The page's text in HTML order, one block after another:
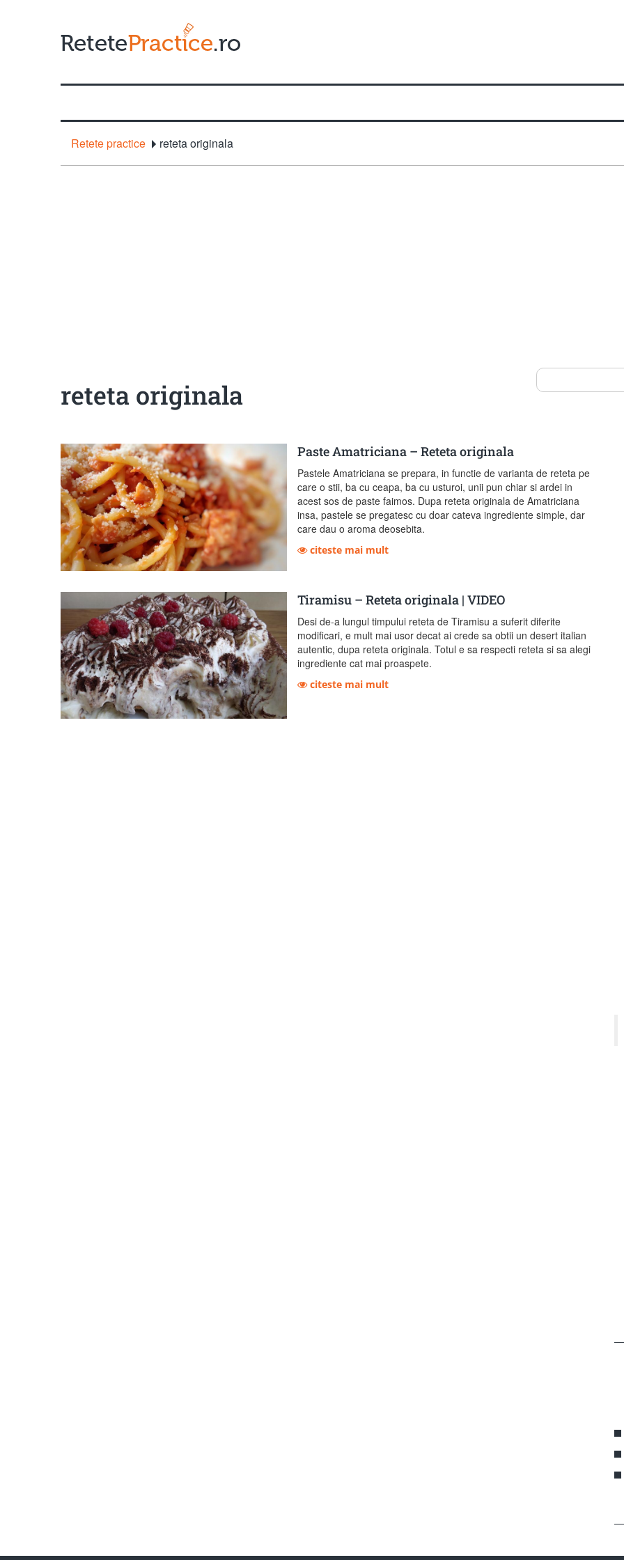
Retete practice reteta originala
reteta originala
Paste Amatriciana – Reteta originala
Pastele Amatriciana se prepara, in functie de varianta de reteta pe
care o stii, ba cu ceapa, ba cu usturoi, unii pun chiar si ardei in
acest sos de paste faimos. Dupa reteta originala de Amatriciana
insa, pastele se pregatesc cu doar cateva ingrediente simple, dar
care dau o aroma deosebita.
citeste mai mult
Tiramisu – Reteta originala | VIDEO
Desi de-a lungul timpului reteta de Tiramisu a suferit diferite
modificari, e mult mai usor decat ai crede sa obtii un desert italian
autentic, dupa reteta originala. Totul e sa respecti reteta si sa alegi
ingrediente cat mai proaspete.
citeste mai mult